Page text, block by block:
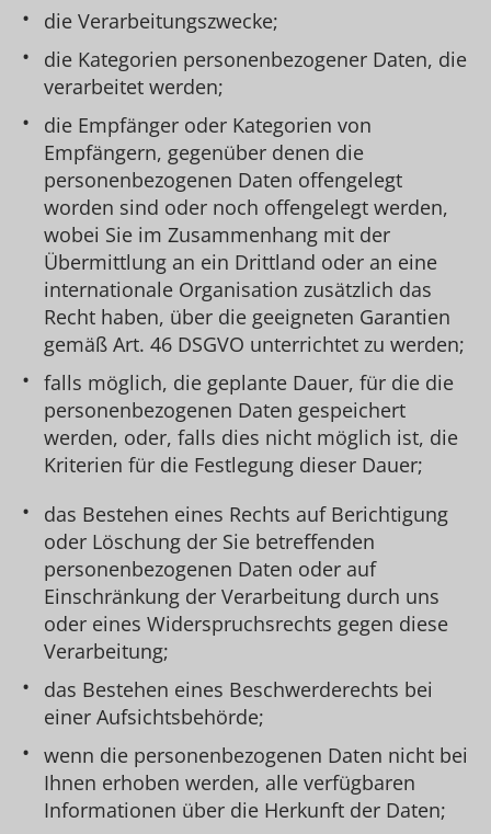
die Verarbeitungszwecke;
die Kategorien personenbezogener Daten, die
verarbeitet werden;
die Empfänger oder Kategorien von
Empfängern, gegenüber denen die
personenbezogenen Daten offengelegt
worden sind oder noch offengelegt werden,
wobei Sie im Zusammenhang mit der
Übermittlung an ein Drittland oder an eine
internationale Organisation zusätzlich das
Recht haben, über die geeigneten Garantien
gemäß Art. 46 DSGVO unterrichtet zu werden;
falls möglich, die geplante Dauer, für die die
personenbezogenen Daten gespeichert
werden, oder, falls dies nicht möglich ist, die
Kriterien für die Festlegung dieser Dauer;
das Bestehen eines Rechts auf Berichtigung
oder Löschung der Sie betreffenden
personenbezogenen Daten oder auf
Einschränkung der Verarbeitung durch uns
oder eines Widerspruchsrechts gegen diese
Verarbeitung;
das Bestehen eines Beschwerderechts bei
einer Aufsichtsbehörde;
wenn die personenbezogenen Daten nicht bei
Ihnen erhoben werden, alle verfügbaren
Informationen über die Herkunft der Daten;